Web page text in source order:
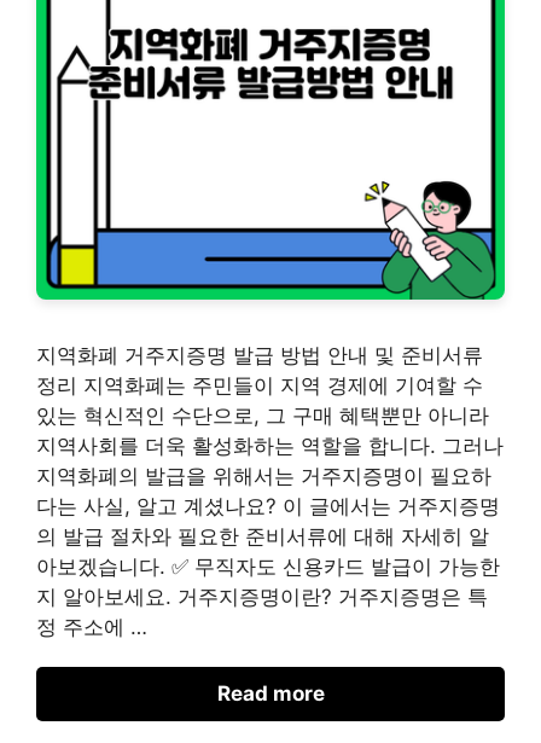
지역화폐 거주지증명 발급 방법 안내 및 준비서류
정리 지역화폐는 주민들이 지역 경제에 기여할 수
있는 혁신적인 수단으로, 그 구매 혜택뿐만 아니라
지역사회를 더욱 활성화하는 역할을 합니다. 그러나
지역화폐의 발급을 위해서는 거주지증명이 필요하
다는 사실, 알고 계셨나요? 이 글에서는 거주지증명
의 발급 절차와 필요한 준비서류에 대해 자세히 알
아보겠습니다. ✅ 무직자도 신용카드 발급이 가능한
지 알아보세요. 거주지증명이란? 거주지증명은 특
정 주소에 …
Read more